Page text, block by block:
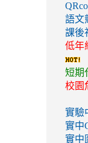
語文
課後
低年
短期
校園
實驗
實中
實中